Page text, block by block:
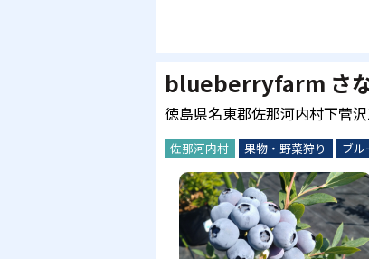
blueberryfarm さ
徳島県名東郡佐那河内村下菅
佐那河内村 果物・野菜狩り ブル